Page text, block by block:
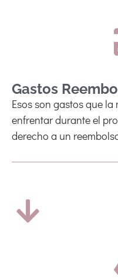
Gastos
Esos son gastos que
enfrentar durante el
derecho a un